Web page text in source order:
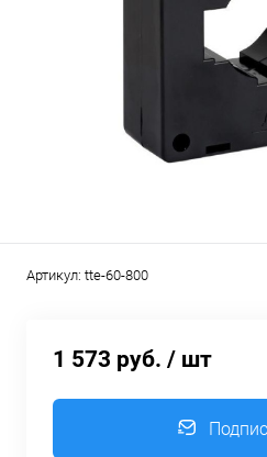
Артикул: tte-60-800
1 573 руб. / шт